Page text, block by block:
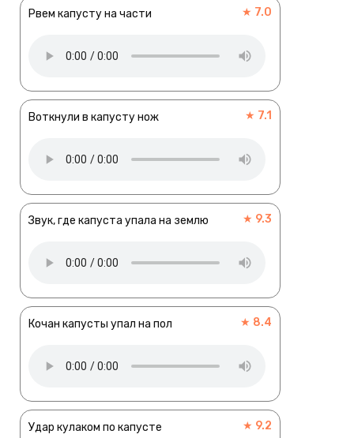
Рвем капусту на части ★ 7.0
Воткнули в капусту нож ★ 7.1
Звук, где капуста упала на землю ★ 9.3
Кочан капусты упал на пол ★ 8.4
Удар кулаком по капусте ★ 9.2